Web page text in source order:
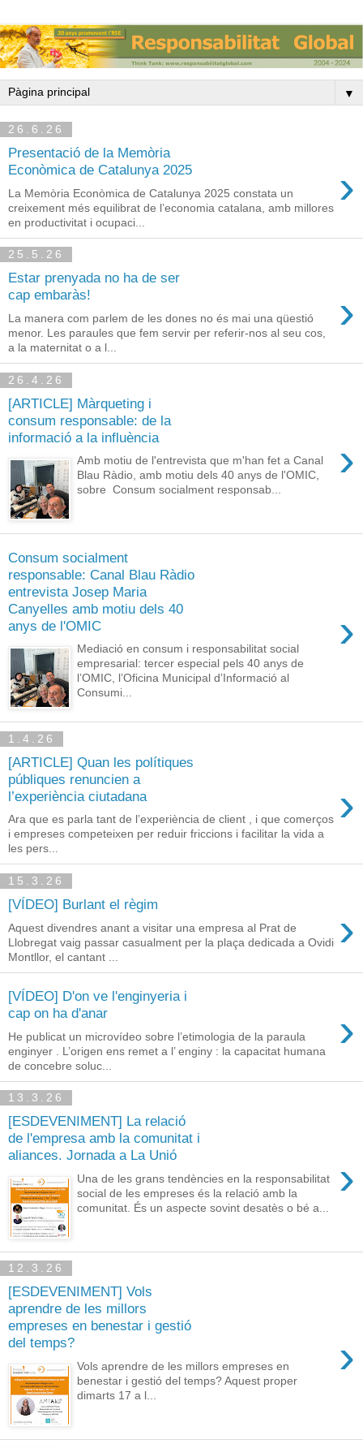
▼
26.6.26
Presentació de la Memòria
Econòmica de Catalunya 2025
›
La Memòria Econòmica de Catalunya 2025 constata un
creixement més equilibrat de l’economia catalana, amb millores
en productivitat i ocupaci...
25.5.26
Estar prenyada no ha de ser
cap embaràs!
›
La manera com parlem de les dones no és mai una qüestió
menor. Les paraules que fem servir per referir-nos al seu cos,
a la maternitat o a l...
26.4.26
[ARTICLE] Màrqueting i
consum responsable: de la
informació a la influència
›
Amb motiu de l'entrevista que m'han fet a Canal
Blau Ràdio, amb motiu dels 40 anys de l'OMIC,
sobre Consum socialment responsab...
Consum socialment
responsable: Canal Blau Ràdio
entrevista Josep Maria
Canyelles amb motiu dels 40
anys de l'OMIC
›
Mediació en consum i responsabilitat social
empresarial: tercer especial pels 40 anys de
l’OMIC, l’Oficina Municipal d’Informació al
Consumi...
1.4.26
[ARTICLE] Quan les polítiques
públiques renuncien a
l’experiència ciutadana
›
Ara que es parla tant de l’experiència de client , i que comerços
i empreses competeixen per reduir friccions i facilitar la vida a
les pers...
15.3.26
[VÍDEO] Burlant el règim ›
Aquest divendres anant a visitar una empresa al Prat de
Llobregat vaig passar casualment per la plaça dedicada a Ovidi
Montllor, el cantant ...
[VÍDEO] D'on ve l'enginyeria i
cap on ha d'anar
›
He publicat un microvídeo sobre l’etimologia de la paraula
enginyer . L’origen ens remet a l’ enginy : la capacitat humana
de concebre soluc...
13.3.26
[ESDEVENIMENT] La relació
de l'empresa amb la comunitat i
aliances. Jornada a La Unió
›
Una de les grans tendències en la responsabilitat
social de les empreses és la relació amb la
comunitat. És un aspecte sovint desatès o bé a...
12.3.26
[ESDEVENIMENT] Vols
aprendre de les millors
empreses en benestar i gestió
del temps?
›
Vols aprendre de les millors empreses en
benestar i gestió del temps? Aquest proper
dimarts 17 a l...